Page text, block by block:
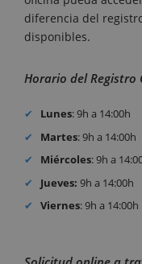
diferencia del
disponibles.
Horario del Registro
Lunes: 9h a 14:00h
Martes: 9h a 14:00h
Miércoles: 9h a
Jueves: 9h a 14:00h
Viernes: 9h a 14:00h